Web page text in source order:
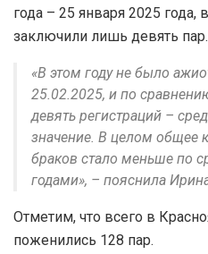
года – 25 января 2025 года,
заключили лишь девять пар.
«В этом году не было
25.02.2025, и по
девять регистраций –
значение. В целом общее
браков стало меньше по
годами», – пояснила
Отметим, что всего в
поженились 128 пар.